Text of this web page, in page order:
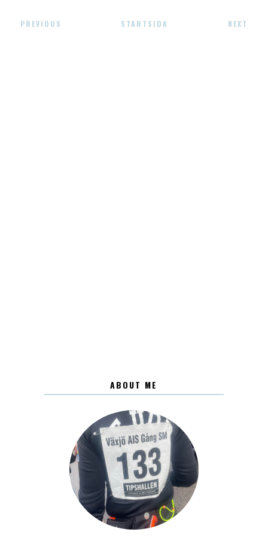
PREVIOUS STARTSIDA NEXT
ABOUT ME